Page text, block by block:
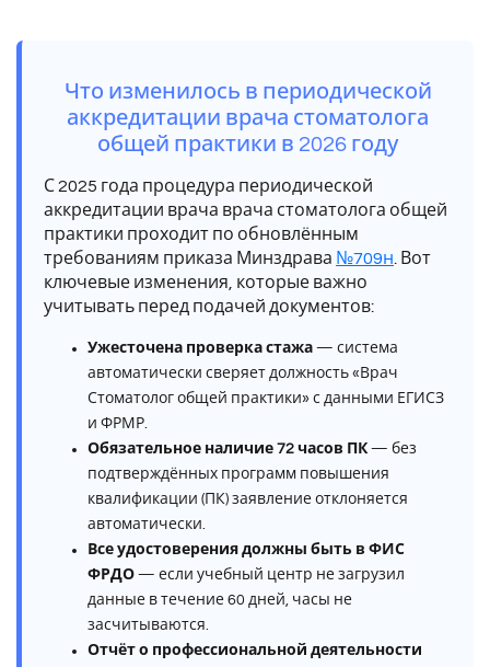
Что изменилось в периодической
аккредитации врача стоматолога
общей практики в 2026 году
С 2025 года процедура периодической
аккредитации врача врача стоматолога общей
практики проходит по обновлённым
требованиям приказа Минздрава №709н . Вот
ключевые изменения, которые важно
учитывать перед подачей документов:
Ужесточена проверка стажа — система
автоматически сверяет должность «Врач
Стоматолог общей практики» с данными ЕГИСЗ
и ФРМР.
Обязательное наличие 72 часов ПК — без
подтверждённых программ повышения
квалификации (ПК) заявление отклоняется
автоматически.
Все удостоверения должны быть в ФИС
ФРДО — если учебный центр не загрузил
данные в течение 60 дней, часы не
засчитываются.
Отчёт о профессиональной деятельности